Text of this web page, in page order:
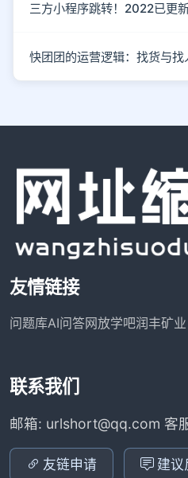
三方小程序跳转！2022已更
友情链接
问题库AI问答网放学吧润丰矿业
联系我们
邮箱: urlshort@qq.com 客
友链申请 建议